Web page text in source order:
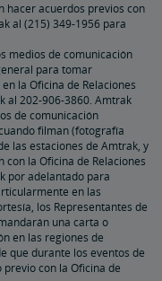
hacer acuerdos previos con
al (215) 349-1956 para
medios de comunicación
para tomar
la Oficina de Relaciones
al 202-906-3860. Amtrak
de comunicación
filman (fotografía
las estaciones de Amtrak, y
la Oficina de Relaciones
por adelantado para
en las
los Representantes de
una carta o
en las regiones de
que durante los eventos de
con la Oficina de